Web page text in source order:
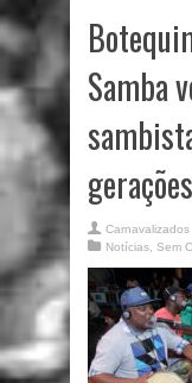
Samba
gerações
Carnavalizados
Notícias Sem